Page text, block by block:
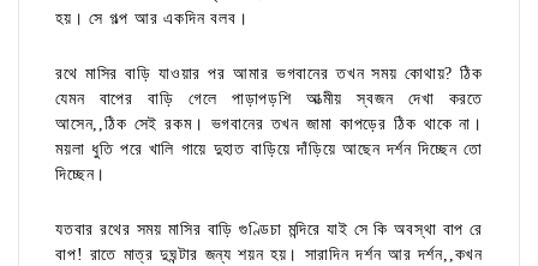
হয়। সে গল্প আর একদিন বলব।
রথে মাসির বাড়ি যাওয়ার পর আমার ভগবানের তখন সময় কোথায়? ঠিক
যেমন বাপের বাড়ি গেলে পাড়াপড়শি আত্মীয় স্বজন দেখা করতে
আসেন,,ঠিক সেই রকম। ভগবানের তখন জামা কাপড়ের ঠিক থাকে না।
ময়লা ধুতি পরে খালি গায়ে দুহাত বাড়িয়ে দাঁড়িয়ে আছেন দর্শন দিচ্ছেন তো
দিচ্ছেন।
যতবার রথের সময় মাসির বাড়ি গুণ্ডিচা মন্দিরে যাই সে কি অবস্থা বাপ রে
বাপ! রাতে মাত্র দুঘন্টার জন্য শয়ন হয়। সারাদিন দর্শন আর দর্শন,,কখন